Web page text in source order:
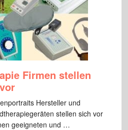
Firmen stellen
Hersteller und
stellen sich vor
geeigneten und …